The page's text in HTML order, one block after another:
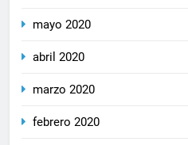
mayo 2020
abril 2020
marzo 2020
febrero 2020